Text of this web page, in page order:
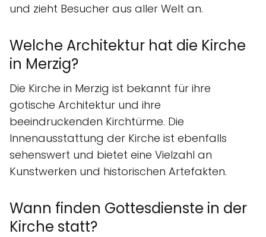
und zieht Besucher aus aller Welt an.
Welche Architektur hat die Kirche
in Merzig?
Die Kirche in Merzig ist bekannt für ihre
gotische Architektur und ihre
beeindruckenden Kirchtürme. Die
Innenausstattung der Kirche ist ebenfalls
sehenswert und bietet eine Vielzahl an
Kunstwerken und historischen Artefakten.
Wann finden Gottesdienste in der
Kirche statt?